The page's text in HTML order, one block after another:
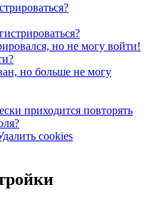
но не могу войти!
но больше не могу
приходится повторять
cookies